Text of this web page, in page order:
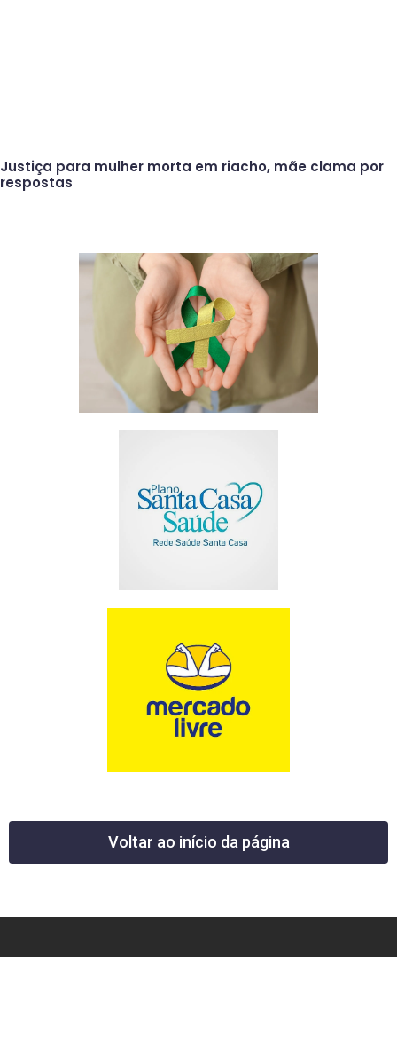
Justiça para mulher morta em riacho, mãe clama por
respostas
Voltar ao início da página